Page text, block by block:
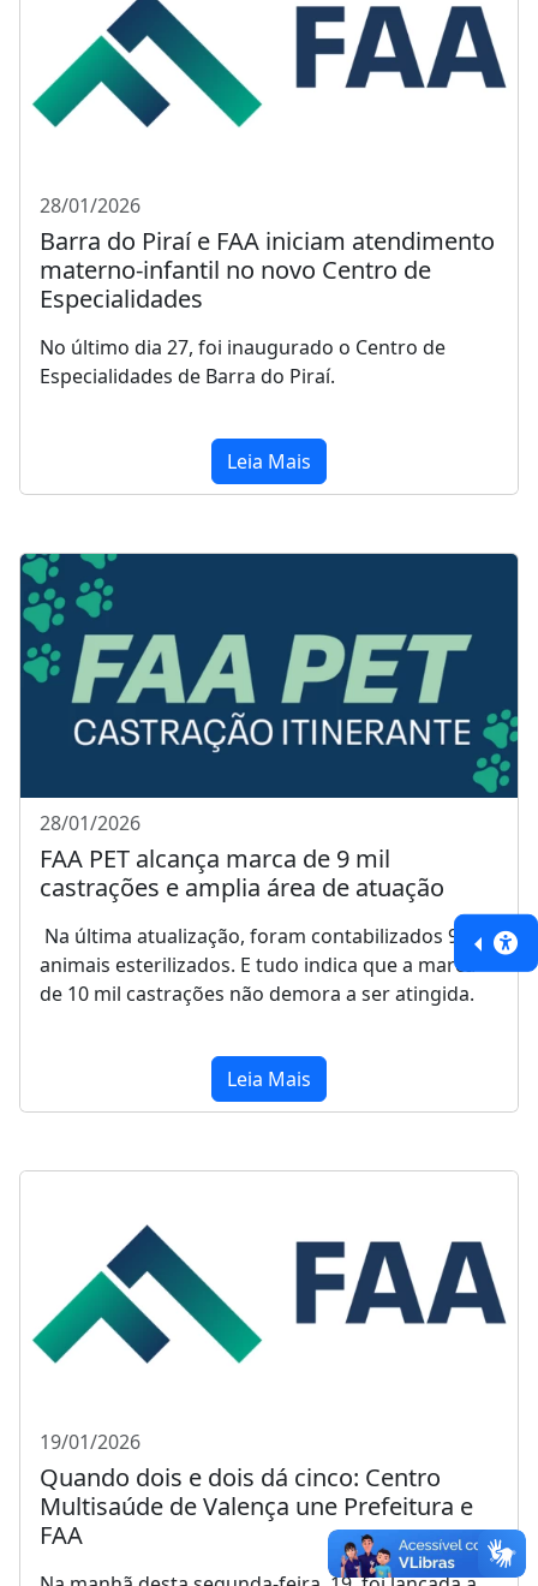
28/01/2026
Barra do Piraí e FAA iniciam atendimento
materno-infantil no novo Centro de
Especialidades
No último dia 27, foi inaugurado o Centro de
Especialidades de Barra do Piraí.
Leia Mais
28/01/2026
FAA PET alcança marca de 9 mil
castrações e amplia área de atuação
Na última atualização, foram contabilizados 9.270
animais esterilizados. E tudo indica que a marca
de 10 mil castrações não demora a ser atingida.
Leia Mais
19/01/2026
Quando dois e dois dá cinco: Centro
Multisaúde de Valença une Prefeitura e
FAA